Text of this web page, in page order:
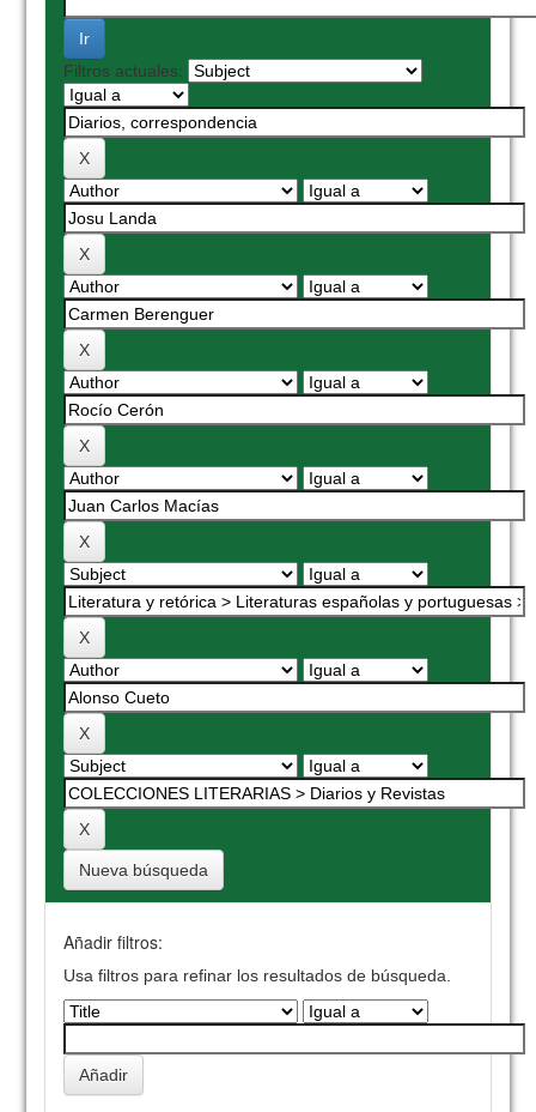
Filtros actuales:
Nueva búsqueda
Añadir filtros:
Usa filtros para refinar los resultados de búsqueda.